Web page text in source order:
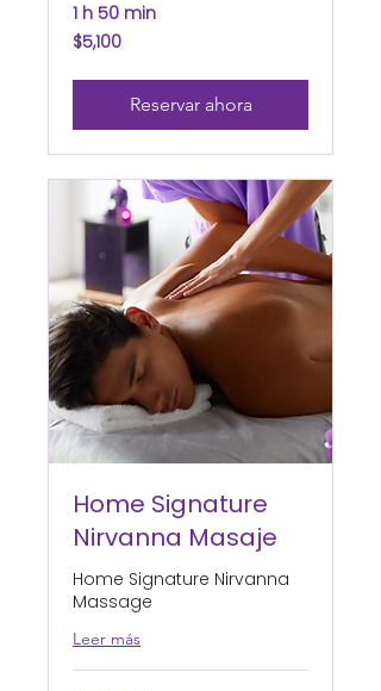
1 h 50 min
5,100
pesos
$5,100
Reservar ahora
Home Signature
Nirvanna Masaje
Home Signature Nirvanna
Massage
Leer más